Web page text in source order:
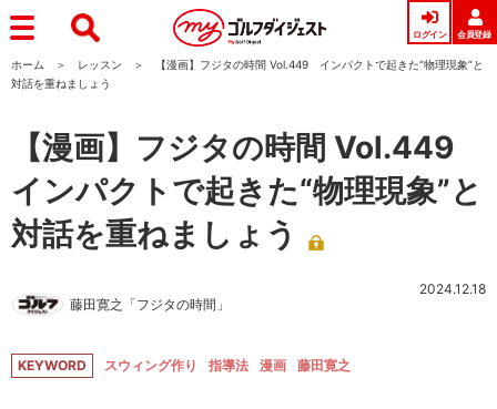
ログイン 会員登録
ホーム レッスン
【漫画】フジタの時間 Vol.449 インパクトで起きた“物理現象”と
対話を重ねましょう
【漫画】フジタの時間 Vol.449
インパクトで起きた“物理現象”と
対話を重ねましょう
藤田寛之「フジタの時間」
2024.12.18
KEYWORD スウィング作り 指導法 漫画 藤田寛之